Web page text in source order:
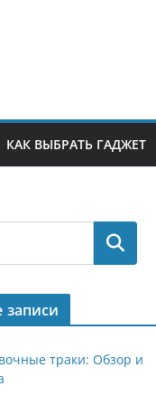
КАК ВЫБРАТЬ ГАДЖЕТ
Поиск
записи
траки: Обзор и